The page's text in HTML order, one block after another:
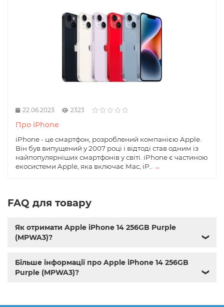
22.06.2023 2323
Про iPhone
iPhone - це смартфон, розроблений компанією Apple.
Він був випущений у 2007 році і відтоді став одним із
найпопулярніших смартфонів у світі. iPhone є частиною
екосистеми Apple, яка включає Mac, iP.. →
FAQ для товару
Як отримати Apple iPhone 14 256GB Purple
(MPWA3)?
❯
Більше інформації про Apple iPhone 14 256GB
Purple (MPWA3)?
❯